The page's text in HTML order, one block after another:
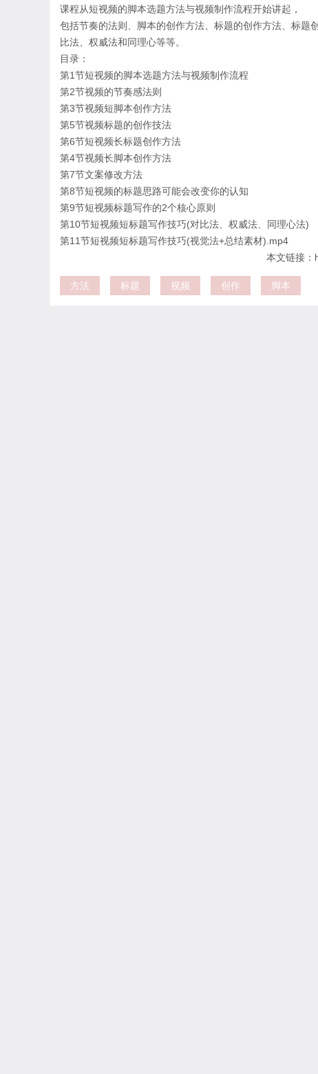
课程从短视频的脚本选题方法与视频制作流程开始讲起，
包括节奏的法则、脚本的创作方法、标题的创作方法、标
比法、权威法和同理心等等。
目录：
第1节短视频的脚本选题方法与视频制作流程
第2节视频的节奏感法则
第3节视频短脚本创作方法
第5节视频标题的创作技法
第6节短视频长标题创作方法
第4节视频长脚本创作方法
第7节文案修改方法
第8节短视频的标题思路可能会改变你的认知
第9节短视频标题写作的2个核心原则
第10节短视频短标题写作技巧(对比法、权威法、同理心法)
第11节短视频短标题写作技巧(视觉法+总结素材).mp4
本文链接：
方法 标题 视频 创作 脚本